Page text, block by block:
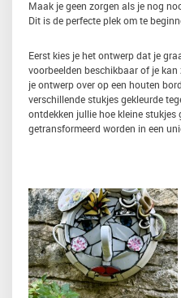
Maak je geen zorgen als je nog
Dit is de perfecte plek om te
Eerst kies je het ontwerp dat je
voorbeelden beschikbaar of je
je ontwerp over op een houten
verschillende stukjes gekleurde
ontdekken jullie hoe kleine stukjes
getransformeerd worden in een